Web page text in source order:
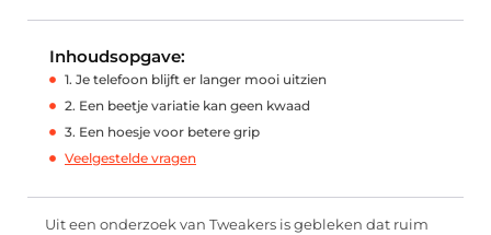
Inhoudsopgave:
1. Je telefoon blijft er langer mooi uitzien
2. Een beetje variatie kan geen kwaad
3. Een hoesje voor betere grip
Veelgestelde vragen
Uit een onderzoek van Tweakers is gebleken dat ruim